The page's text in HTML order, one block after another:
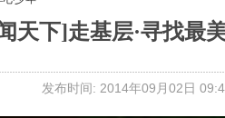
天下]走基层·寻找最
发布时间: 2014年09月02日